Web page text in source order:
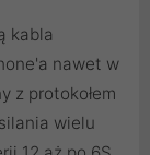
kabla
nawet w
z protokołem
wielu